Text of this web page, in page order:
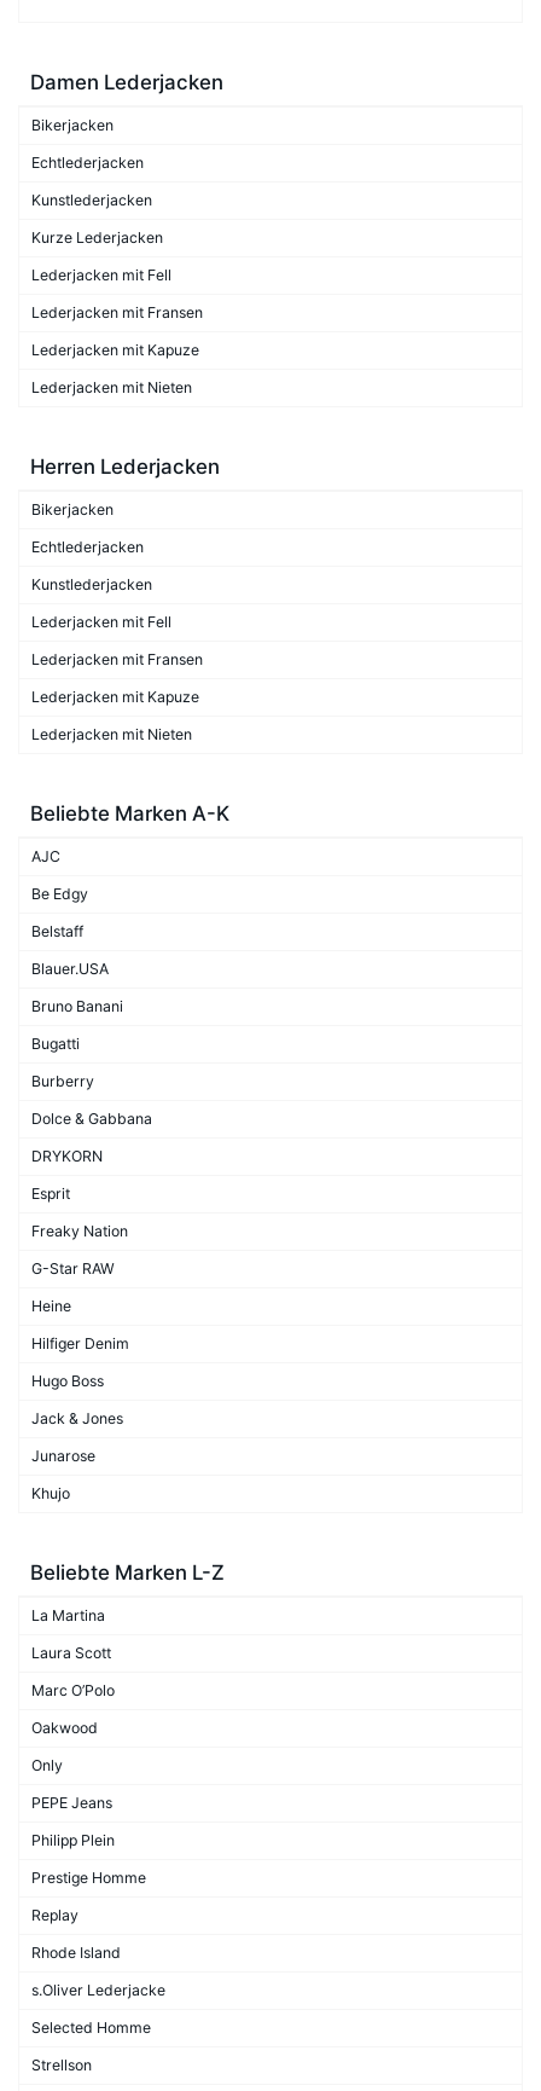
Damen Lederjacken
Bikerjacken
Echtlederjacken
Kunstlederjacken
Kurze Lederjacken
Lederjacken mit Fell
Lederjacken mit Fransen
Lederjacken mit Kapuze
Lederjacken mit Nieten
Herren Lederjacken
Bikerjacken
Echtlederjacken
Kunstlederjacken
Lederjacken mit Fell
Lederjacken mit Fransen
Lederjacken mit Kapuze
Lederjacken mit Nieten
Beliebte Marken A-K
AJC
Be Edgy
Belstaff
Blauer.USA
Bruno Banani
Bugatti
Burberry
Dolce & Gabbana
DRYKORN
Esprit
Freaky Nation
G-Star RAW
Heine
Hilfiger Denim
Hugo Boss
Jack & Jones
Junarose
Khujo
Beliebte Marken L-Z
La Martina
Laura Scott
Marc O’Polo
Oakwood
Only
PEPE Jeans
Philipp Plein
Prestige Homme
Replay
Rhode Island
s.Oliver Lederjacke
Selected Homme
Strellson